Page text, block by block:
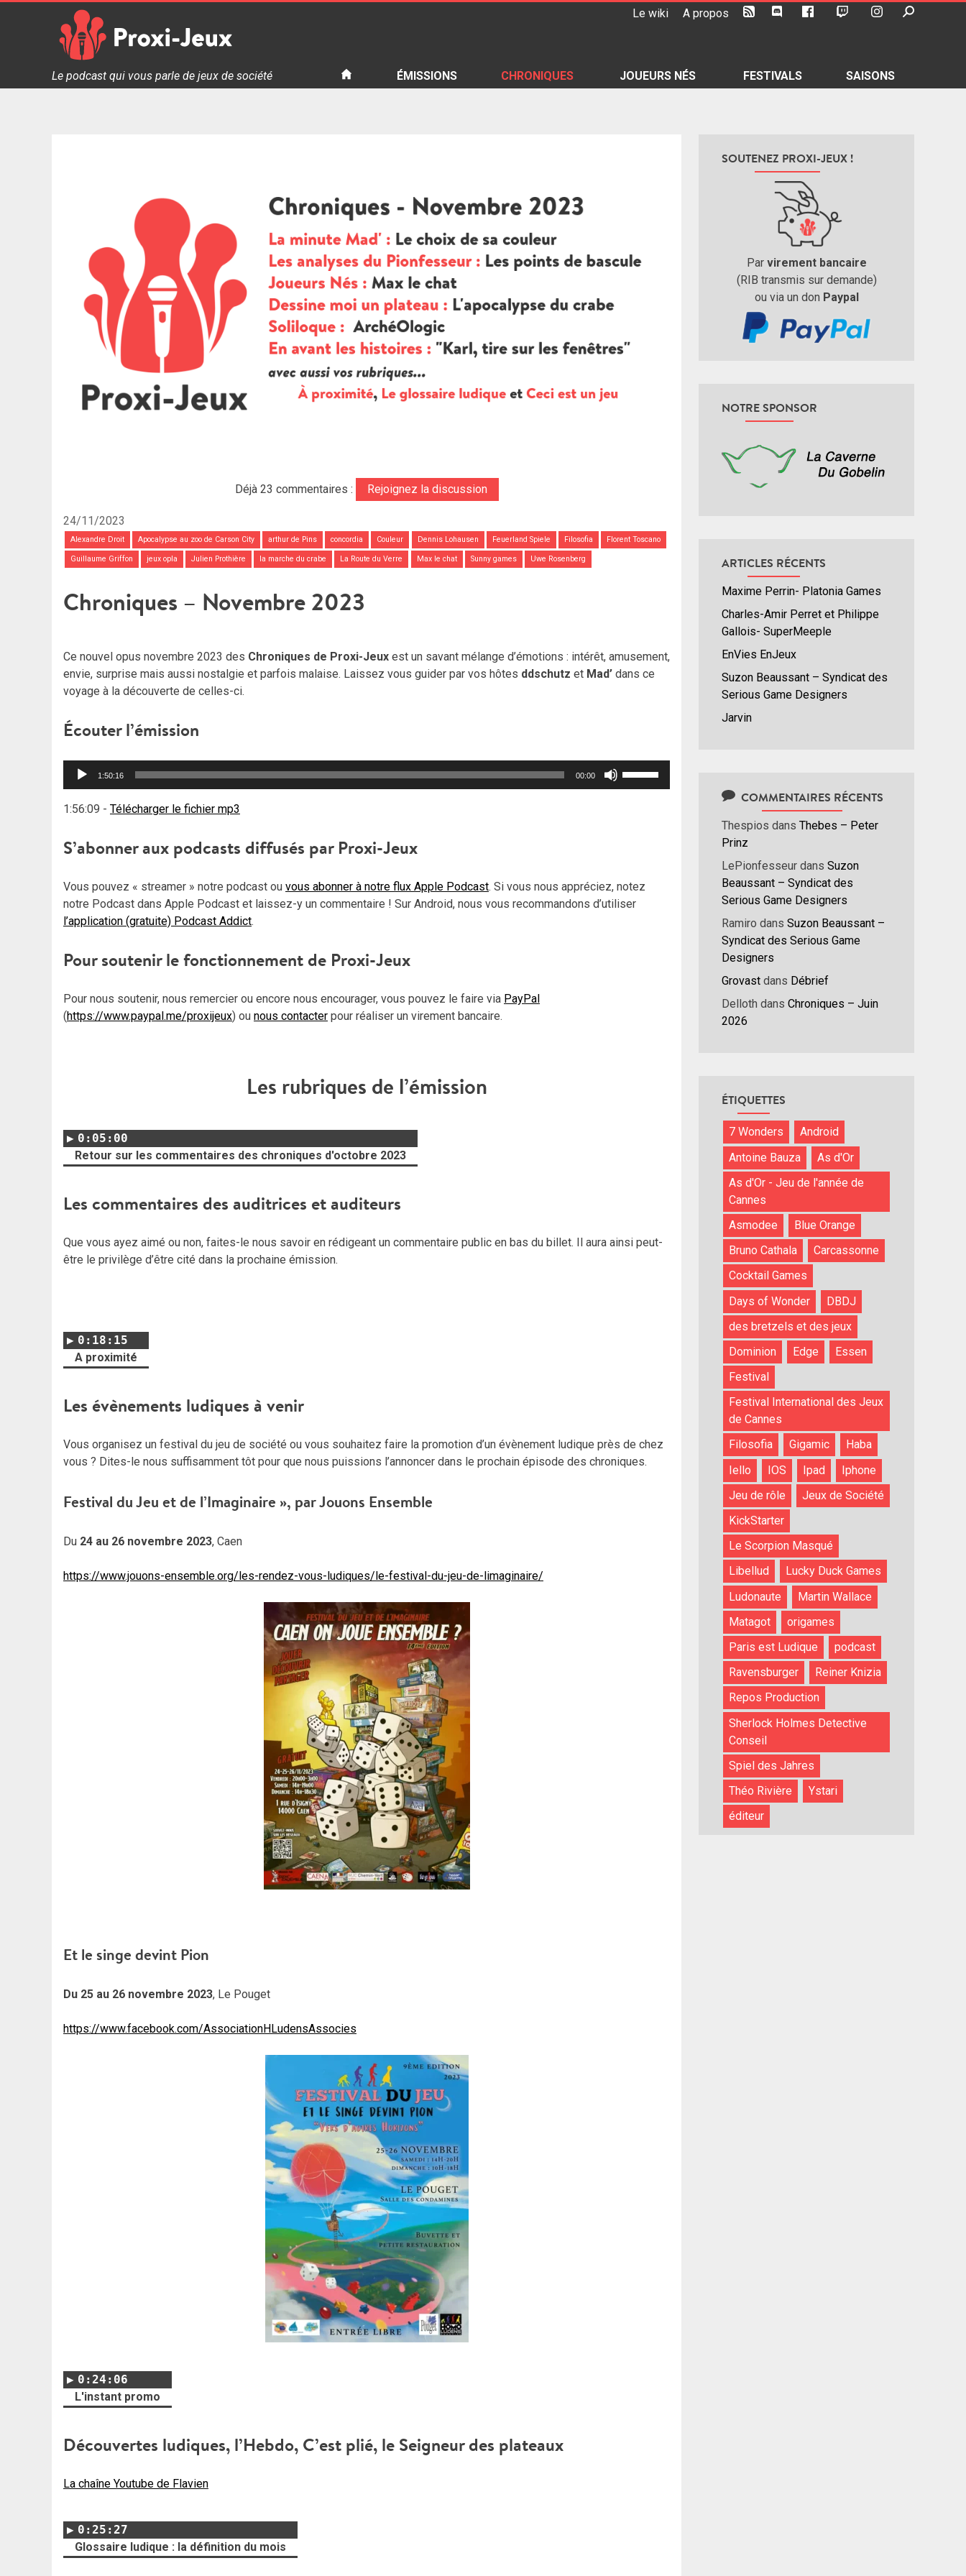
Le wiki A propos
Proxi Jeux - Le podcast qui vous parle de jeux de société
Le podcast qui vous parle de jeux de société ÉMISSIONS CHRONIQUES JOUEURS NÉS FESTIVALS SAISONS
Déjà 23 commentaires : Rejoignez la discussion
24/11/2023
Alexandre Droit Apocalypse au zoo de Carson City arthur de Pins concordia Couleur Dennis Lohausen Feuerland Spiele Filosofia Florent Toscano
Guillaume Griffon jeux opla Julien Prothière la marche du crabe La Route du Verre Max le chat Sunny games Uwe Rosenberg
Chroniques – Novembre 2023
Ce nouvel opus novembre 2023 des Chroniques de Proxi-Jeux est un savant mélange d’émotions : intérêt, amusement,
envie, surprise mais aussi nostalgie et parfois malaise. Laissez vous guider par vos hôtes ddschutz et Mad’ dans ce
voyage à la découverte de celles-ci.
Écouter l’émission
Lecteur
1:50:16 00:00
diminuer
le
1:56:09 - Télécharger le fichier mp3
S’abonner aux podcasts diffusés par Proxi-Jeux
Vous pouvez « streamer » notre podcast ou vous abonner à notre flux Apple Podcast. Si vous nous appréciez, notez
notre Podcast dans Apple Podcast et laissez-y un commentaire ! Sur Android, nous vous recommandons d’utiliser
l’application (gratuite) Podcast Addict.
Pour soutenir le fonctionnement de Proxi-Jeux
Pour nous soutenir, nous remercier ou encore nous encourager, vous pouvez le faire via PayPal
(https://www.paypal.me/proxijeux) ou nous contacter pour réaliser un virement bancaire.
Les rubriques de l’émission
0:05:00
Retour sur les commentaires des chroniques d'octobre 2023
Les commentaires des auditrices et auditeurs
Que vous ayez aimé ou non, faites-le nous savoir en rédigeant un commentaire public en bas du billet. Il aura ainsi peut-
être le privilège d’être cité dans la prochaine émission.
0:18:15
A proximité
Les évènements ludiques à venir
Vous organisez un festival du jeu de société ou vous souhaitez faire la promotion d’un évènement ludique près de chez
vous ? Dites-le nous suffisamment tôt pour que nous puissions l’annoncer dans le prochain épisode des chroniques.
Festival du Jeu et de l’Imaginaire », parJouons Ensemble
Du 24 au 26 novembre 2023, Caen
https://www.jouons-ensemble.org/les-rendez-vous-ludiques/le-festival-du-jeu-de-limaginaire/
Et le singe devint Pion
Du 25 au 26 novembre 2023, Le Pouget
https://www.facebook.com/AssociationHLudensAssocies
0:24:06
L'instant promo
Découvertes ludiques, l’Hebdo, C’est plié, le Seigneur des plateaux
La chaîne Youtube de Flavien
0:25:27
Glossaire ludique : la définition du mois
SOUTENEZ PROXI-JEUX !
Par virement bancaire
(RIB transmis sur demande)
ou via un don Paypal
NOTRE SPONSOR
ARTICLES RÉCENTS
Maxime Perrin- Platonia Games
Charles-Amir Perret et Philippe
Gallois- SuperMeeple
EnVies EnJeux
Suzon Beaussant – Syndicat des
Serious Game Designers
Jarvin
COMMENTAIRES RÉCENTS
Thespios dans Thebes – Peter
Prinz
LePionfesseur dans Suzon
Beaussant – Syndicat des
Serious Game Designers
Ramiro dans Suzon Beaussant –
Syndicat des Serious Game
Designers
Grovast dans Débrief
Delloth dans Chroniques – Juin
2026
ÉTIQUETTES
7 Wonders
Android
Antoine Bauza
As d'Or
As d'Or - Jeu de l'année de
Cannes
Asmodee
Blue Orange
Bruno Cathala
Carcassonne
Cocktail Games
Days of Wonder
DBDJ
des bretzels et des jeux
Dominion
Edge
Essen
Festival
Festival International des Jeux
de Cannes
Filosofia
Gigamic
Haba
Iello
IOS Ipad
Iphone
Jeu de rôle
Jeux de Société
KickStarter
Le Scorpion Masqué
Libellud
Lucky Duck Games
Ludonaute
Martin Wallace
Matagot
origames
Paris est Ludique
podcast
Ravensburger
Reiner Knizia
Repos Production
Sherlock Holmes Detective
Conseil
Spiel des Jahres
Théo Rivière
Ystari
éditeur